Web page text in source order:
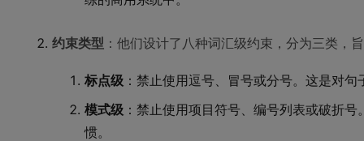
约束类型 ：他们设计了八种词汇级约束，分为三类，
标点级 ：禁止使用逗号、冒号或分号。这是对
模式级 ：禁止使用项目符号、编号列表或破折
惯。